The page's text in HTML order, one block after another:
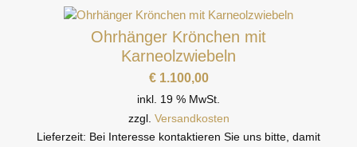
Ohrhänger Krönchen mit
Karneolzwiebeln
€1.100,00
inkl. 19 % MwSt.
zzgl. Versandkosten
Lieferzeit: Bei Interesse kontaktieren Sie uns bitte, damit